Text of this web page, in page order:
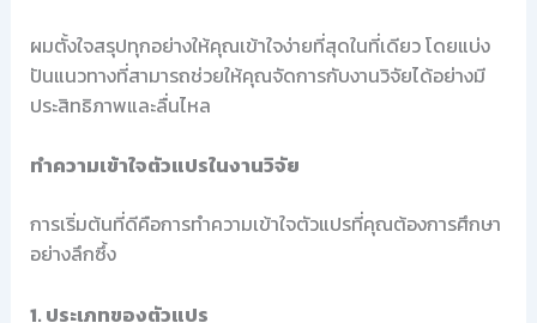
ผมตั้งใจสรุปทุกอย่างให้คุณเข้าใจง่ายที่สุดในที่เดียว โดยแบ่ง
ปันแนวทางที่สามารถช่วยให้คุณจัดการกับงานวิจัยได้อย่างมี
ประสิทธิภาพและลื่นไหล
ทำความเข้าใจตัวแปรในงานวิจัย
การเริ่มต้นที่ดีคือการทำความเข้าใจตัวแปรที่คุณต้องการศึกษา
อย่างลึกซึ้ง
1. ประเภทของตัวแปร